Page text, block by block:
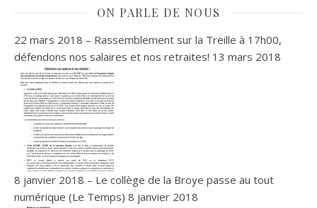
ON PARLE DE NOUS
22 mars 2018 – Rassemblement sur la Treille à 17h00,
défendons nos salaires et nos retraites! 13 mars 2018
8 janvier 2018 – Le collège de la Broye passe au tout
numérique (Le Temps) 8 janvier 2018